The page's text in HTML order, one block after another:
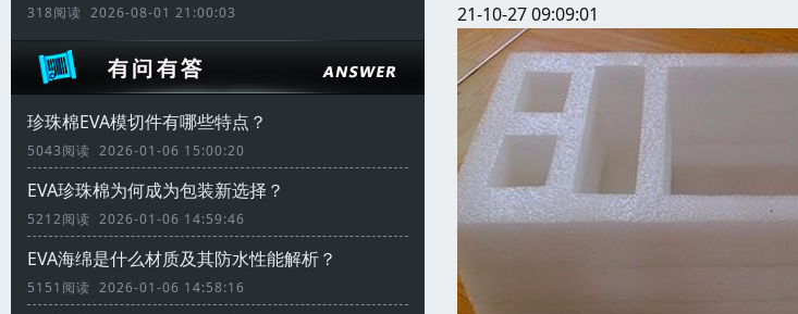
318阅读 2026-08-01 21:00:03
珍珠棉EVA模切件有哪些特点？
5043阅读 2026-01-06 15:00:20
EVA珍珠棉为何成为包装新选择？
5212阅读 2026-01-06 14:59:46
EVA海绵是什么材质及其防水性能解析？
5151阅读 2026-01-06 14:58:16
21-10-27 09:09:01